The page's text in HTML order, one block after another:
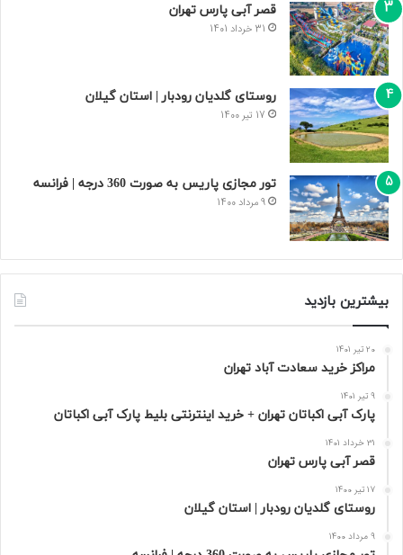
قصر آبی پارس تهران
31 خرداد 1401
روستای گلدیان رودبار | استان گیلان
17 تیر 1400
تور مجازی پاریس به صورت 360 درجه | فرانسه
9 مرداد 1400
بیشترین بازدید
20 تیر 1401
مراکز خرید سعادت‌ آباد تهران
9 تیر 1401
پارک آبی اکباتان تهران + خرید اینترنتی بلیط پارک آبی اکباتان
31 خرداد 1401
قصر آبی پارس تهران
17 تیر 1400
روستای گلدیان رودبار | استان گیلان
9 مرداد 1400